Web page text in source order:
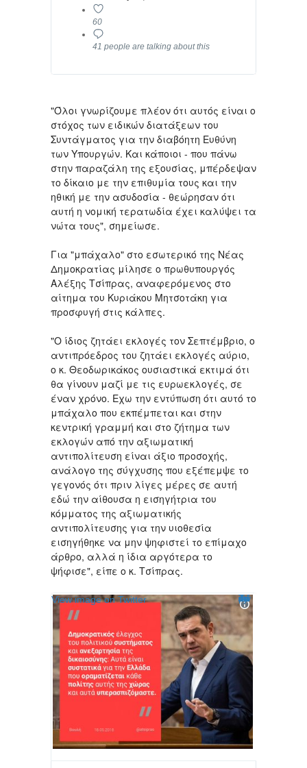
60
41 people are talking about this
"Όλοι γνωρίζουμε πλέον ότι αυτός είναι ο
στόχος των ειδικών διατάξεων του
Συντάγματος για την διαβόητη Ευθύνη
των Υπουργών. Και κάποιοι - που πάνω
στην παραζάλη της εξουσίας, μπέρδεψαν
το δίκαιο με την επιθυμία τους και την
ηθική με την ασυδοσία - θεώρησαν ότι
αυτή η νομική τερατωδία έχει καλύψει τα
νώτα τους", σημείωσε.
Για "μπάχαλο" στο εσωτερικό της Νέας
Δημοκρατίας μίλησε ο πρωθυπουργός
Αλέξης Τσίπρας, αναφερόμενος στο
αίτημα του Κυριάκου Μητσοτάκη για
προσφυγή στις κάλπες.
"Ο ίδιος ζητάει εκλογές τον Σεπτέμβριο, ο
αντιπρόεδρος του ζητάει εκλογές αύριο,
ο κ. Θεοδωρικάκος ουσιαστικά εκτιμά ότι
θα γίνουν μαζί με τις ευρωεκλογές, σε
έναν χρόνο. Εχω την εντύπωση ότι αυτό το
μπάχαλο που εκπέμπεται και στην
κεντρική γραμμή και στο ζήτημα των
εκλογών από την αξιωματική
αντιπολίτευση είναι άξιο προσοχής,
ανάλογο της σύγχυσης που εξέπεμψε το
γεγονός ότι πριν λίγες μέρες σε αυτή
εδώ την αίθουσα η εισηγήτρια του
κόμματος της αξιωματικής
αντιπολίτευσης για την υιοθεσία
εισηγήθηκε να μην ψηφιστεί το επίμαχο
άρθρο, αλλά η ίδια αργότερα το
ψήφισε", είπε ο κ. Τσίπρας.
View image on Twitter Twitter Ads info and privacy